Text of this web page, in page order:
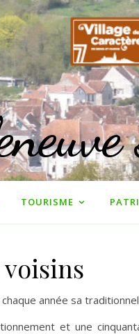
TOURISME
voisins
année sa
et une